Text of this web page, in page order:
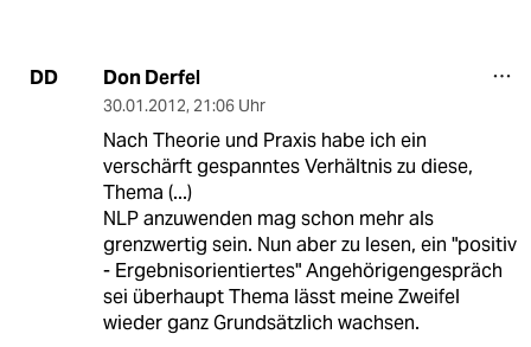
DD Don Derfel
30.01.2012, 21:06 Uhr
Nach Theorie und Praxis habe ich ein
verschärft gespanntes Verhältnis zu diese,
Thema (...)
NLP anzuwenden mag schon mehr als
grenzwertig sein. Nun aber zu lesen, ein "positiv
- Ergebnisorientiertes" Angehörigengespräch
sei überhaupt Thema lässt meine Zweifel
wieder ganz Grundsätzlich wachsen.